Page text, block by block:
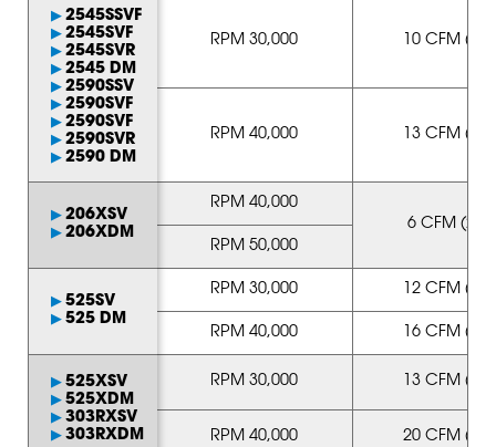
2545SSVF
2545SVF
2545SVR
2545 DM
2590SSV
2590SVF
2590SVF
2590SVR
2590 DM
206XSV
206XDM
525SV
525 DM
525XSV
525XDM
303RXSV
303RXDM
RPM 30,000 10 CFM
RPM 40,000 13 CFM
RPM 40,000
6 CFM
RPM 50,000
RPM 30,000 12 CFM
RPM 40,000 16 CFM
RPM 30,000 13 CFM
RPM 40,000 20 CFM